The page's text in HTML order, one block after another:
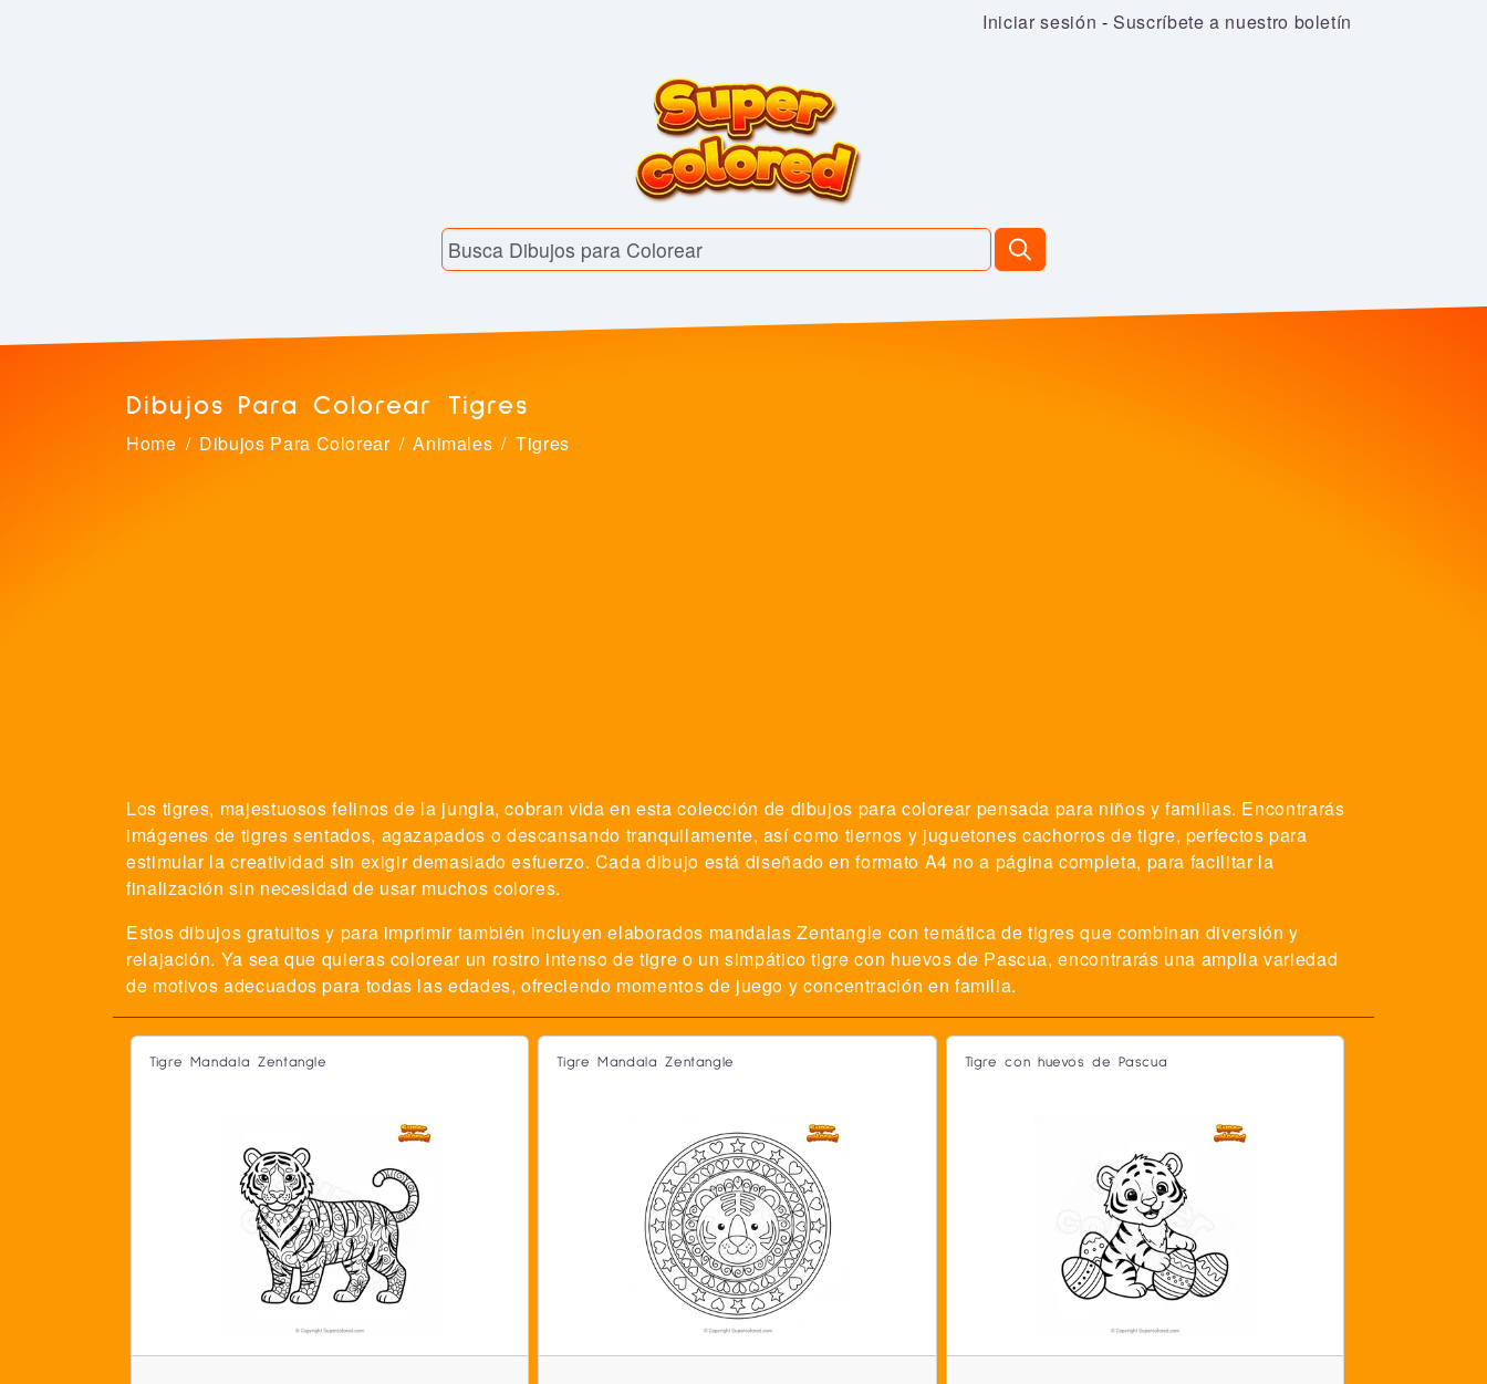
Iniciar sesión -Suscríbete a nuestro boletín
Dibujos Para Colorear Tigres
Home Dibujos Para Colorear Animales Tigres
Los tigres, majestuosos felinos de la jungla, cobran vida en esta colección de dibujos para colorear pensada para niños y familias. Encontrarás
imágenes de tigres sentados, agazapados o descansando tranquilamente, así como tiernos y juguetones cachorros de tigre, perfectos para
estimular la creatividad sin exigir demasiado esfuerzo. Cada dibujo está diseñado en formato A4 no a página completa, para facilitar la
finalización sin necesidad de usar muchos colores.
Estos dibujos gratuitos y para imprimir también incluyen elaborados mandalas Zentangle con temática de tigres que combinan diversión y
relajación. Ya sea que quieras colorear un rostro intenso de tigre o un simpático tigre con huevos de Pascua, encontrarás una amplia variedad
de motivos adecuados para todas las edades, ofreciendo momentos de juego y concentración en familia.
Tigre Mandala Zentangle Tigre Mandala Zentangle Tigre con huevos de Pascua